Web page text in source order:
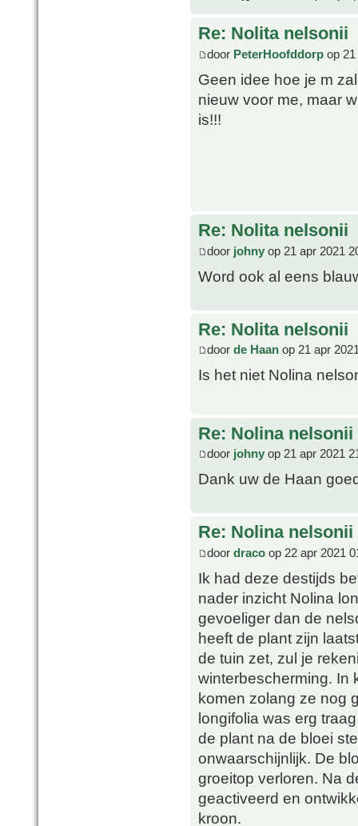
Re: Nolita nelsonii
door PeterHoofddorp op
Geen idee hoe je m
nieuw voor me, maar
is!!!
Re: Nolita nelsonii
door johny op 21 apr 2021
Word ook al eens
Re: Nolita nelsonii
door de Haan op 21 apr
Is het niet Nolina
Re: Nolina nelsonii
door johny op 21 apr 2021
Dank uw de Haan
Re: Nolina nelsonii
door draco op 22 apr 2021
Ik had deze destijds
nader inzicht Nolina
gevoeliger dan de
heeft de plant zijn
de tuin zet, zul je
winterbescherming. In
komen zolang ze nog
longifolia was erg
de plant na de bloei
onwaarschijnlijk. De
groeitop verloren. Na
geactiveerd en
kroon.